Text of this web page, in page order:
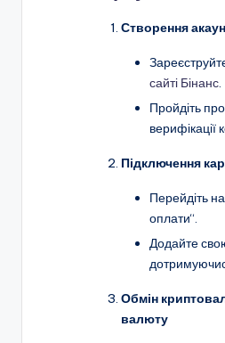
Створення
сайті Бінанс.
Пройдіть
верифікації
Підключення
Перейдіть
оплати“.
Додайте
Обмін
валюту